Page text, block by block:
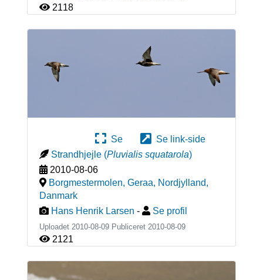
2118
Se
Se link-side
Strandhjejle (Pluvialis squatarola)
2010-08-06
Borgmestermolen, Geraa, Nordjylland,
Danmark
Hans Henrik Larsen - Se profil
Uploadet 2010-08-09 Publiceret 2010-08-09
2121